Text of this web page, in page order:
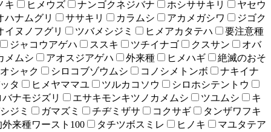
キ ヒメウズ ナンゴクネジバナ ホシササキリ
ヤセウ
ハナムグリ
ササキリ カラムシ アカメガシワ
ジゴク
イヌノフグリ
ツバメシジミ ヒメアカタテハ
要注意種
ジャコウアゲハ
ススキ ツチイナゴ クスサン
オバ
メムシ
アオスジアゲハ 外来種 ヒメハギ
絶滅のおそ
シャク
シロコブゾウムシ コノシメトンボ
ナキイナ
タ
ヒメヤママユ ツルカコソウ
シロホシテントウ
ナモジズリ
エサキモンキツノカメムシ ツユムシ
キ
ジミ
ガマズミ チヂミザサ コクサギ
タンザワフキ
来種ワースト100
タチツボスミレ ヒノキ
マユタテア